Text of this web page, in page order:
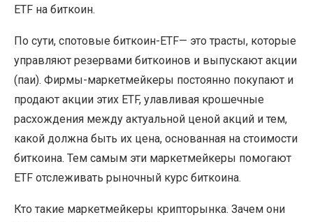
ETF на биткоин.
По сути, спотовые биткоин-ETF— это трасты, которые
управляют резервами биткоинов и выпускают акции
(паи). Фирмы-маркетмейкеры постоянно покупают и
продают акции этих ETF, улавливая крошечные
расхождения между актуальной ценой акций и тем,
какой должна быть их цена, основанная на стоимости
биткоина. Тем самым эти маркетмейкеры помогают
ETF отслеживать рыночный курс биткоина.
Кто такие маркетмейкеры крипторынка. Зачем они